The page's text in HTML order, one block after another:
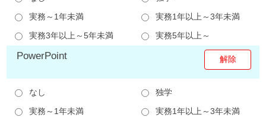
実務～1年未満
実務1年以上～3年未満
実務3年以上～5年未満
実務5年以上～
PowerPoint
なし
独学
実務～1年未満
実務1年以上～3年未満